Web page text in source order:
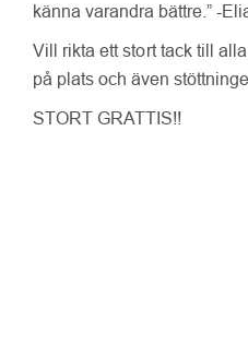
känna varandra bättre.” -
Vill rikta ett stort tack till
på plats och även
STORT GRATTIS!!